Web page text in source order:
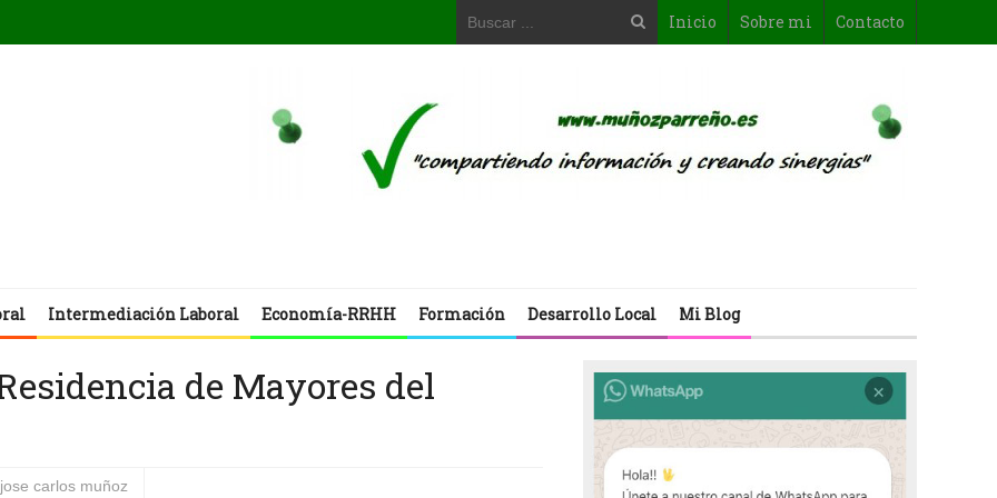
Inicio Sobre mi Contacto
Intermediación Laboral Economía-RRHH Formación Desarrollo Local Mi Blog
de Mayores del
jose carlos muñoz